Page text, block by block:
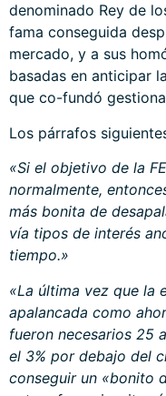
denominado Rey de
fama conseguida
mercado, y a sus
basadas en anticipar
que co-fundó
Los párrafos
«Si el objetivo de la
normalmente,
más bonita de
vía tipos de interés
tiempo.»
«La última vez que la
apalancada como
fueron necesarios 25
el 3% por debajo del
conseguir un «bonito